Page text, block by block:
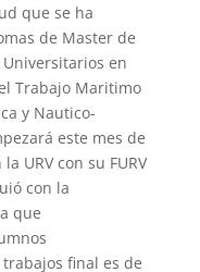
que se ha
de Master de
en
Trabajo Maritimo
y Nautico-
este mes de
URV con su FURV
con la
que
final es de